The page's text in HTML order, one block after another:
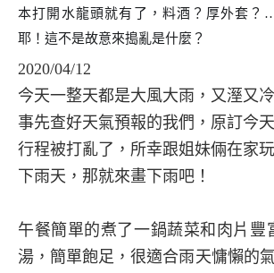
本打開水龍頭就有了，料酒？厚外套？
耶！這不是故意來搗亂是什麼？
2020/04/12
今天一整天都是大風大雨，又溼又
事先查好天氣預報的我們，原訂今
行程被打亂了，所幸跟姐妹倆在家
下雨天，那就來畫下雨吧！
午餐簡單的煮了一鍋蔬菜和肉片豐
湯，簡單飽足，很適合雨天慵懶的